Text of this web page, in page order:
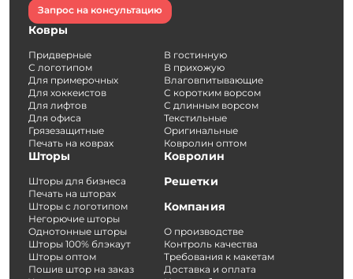
Запрос на консультацию
Ковры
Придверные
С логотипом
Для примерочных
Для хоккеистов
Для лифтов
Для офиса
Грязезащитные
Печать на коврах
В гостинную
В прихожую
Влаговпитывающие
С коротким ворсом
С длинным ворсом
Текстильные
Оригинальные
Ковролин оптом
Шторы
Шторы для бизнеса
Печать на шторах
Шторы с логотипом
Негорючие шторы
Однотонные шторы
Шторы 100% блэкаут
Шторы оптом
Пошив штор на заказ
Ковролин
Решетки
Компания
О производстве
Контроль качества
Требования к макетам
Доставка и оплата